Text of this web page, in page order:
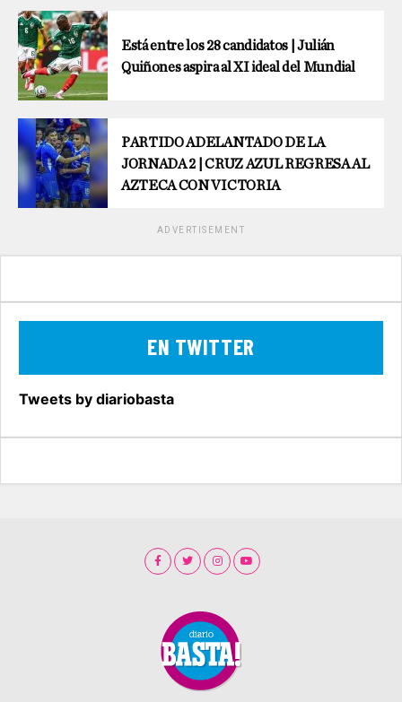
Está entre los 28 candidatos | Julián
Quiñones aspira al XI ideal del Mundial
PARTIDO ADELANTADO DE LA
JORNADA 2 | CRUZ AZUL REGRESA AL
AZTECA CON VICTORIA
ADVERTISEMENT
EN TWITTER
Tweets by diariobasta